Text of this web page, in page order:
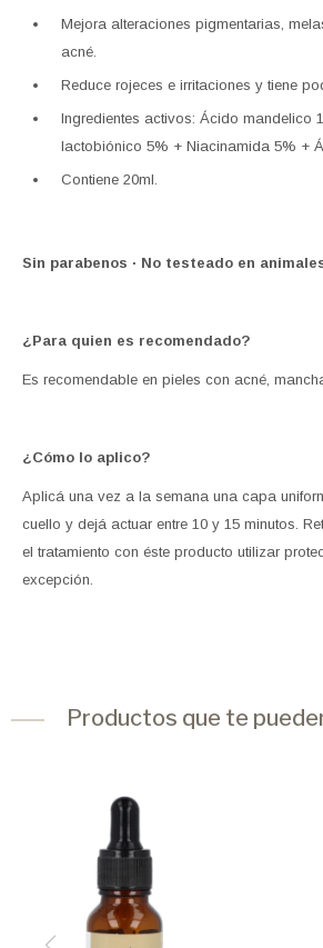
Mejora alteraciones pigmentarias,
acné.
Reduce rojeces e irritaciones y tiene
Ingredientes activos: Ácido mandelico
lactobiónico 5% + Niacinamida 5% +
Contiene 20ml.
Sin parabenos · No testeado en
¿Para quien es recomendado?
Es recomendable en pieles con acné,
¿Cómo lo aplico?
Aplicá una vez a la semana una capa
cuello y dejá actuar entre 10 y 15 minutos.
el tratamiento con éste producto utilizar
excepción.
Productos que te